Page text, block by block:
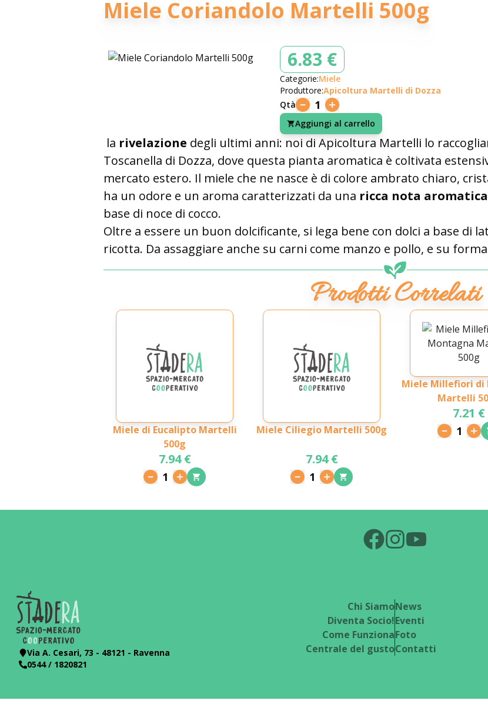
Miele Coriandolo Martelli 500g
6.83 €
Categorie:Miele
Produttore:Apicoltura Martelli di Dozza
Qtà
1
Aggiungi al carrello
la rivelazione degli ultimi anni: noi di Apicoltura Martelli lo
Toscanella di Dozza, dove questa pianta aromatica è coltivata
mercato estero. Il miele che ne nasce è di colore ambrato chiaro,
ha un odore e un aroma caratterizzati da una ricca nota aromatica
base di noce di cocco.
Oltre a essere un buon dolcificante, si lega bene con dolci a base di
ricotta. Da assaggiare anche su carni come manzo e pollo, e su
Prodotti Correlati
Miele di Eucalipto Martelli
500g
7.94 €
1
Miele Ciliegio Martelli 500g
7.94 €
1
Miele Millefiori di
Martelli
7.21 €
1
Via A. Cesari, 73 - 48121 - Ravenna
0544 / 1820821
Chi Siamo
Diventa Socio!
Come Funziona
Centrale del gusto
News
Eventi
Foto
Contatti